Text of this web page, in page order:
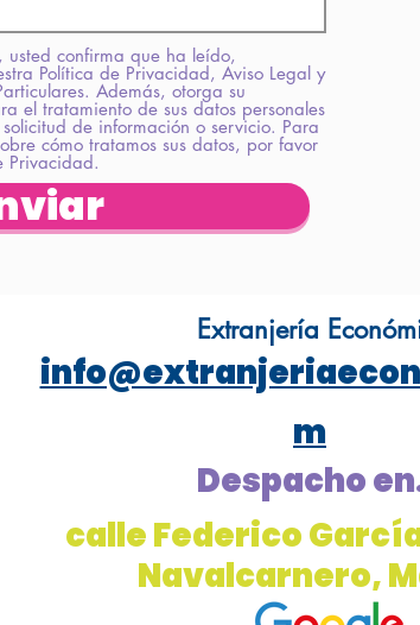
usted confirma que ha leído,
Política de Privacidad, Aviso Legal y
Además, otorga su
el tratamiento de sus datos personales
de información o servicio. Para
cómo tratamos sus datos, por favor
Privacidad.
Extranjería
m
Despacho
calle Federico
Navalcarnero,